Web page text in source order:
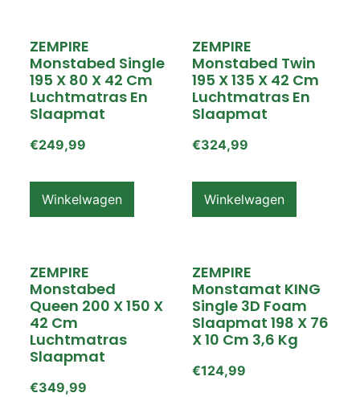
ZEMPIRE
Monstabed Single
195 X 80 X 42 Cm
Luchtmatras En
Slaapmat
€249,99
Winkelwagen
ZEMPIRE
Monstabed Twin
195 X 135 X 42 Cm
Luchtmatras En
Slaapmat
€324,99
Winkelwagen
ZEMPIRE
Monstabed
Queen 200 X 150 X
42 Cm
Luchtmatras
Slaapmat
€349,99
ZEMPIRE
Monstamat KING
Single 3D Foam
Slaapmat 198 X 76
X 10 Cm 3,6 Kg
€124,99